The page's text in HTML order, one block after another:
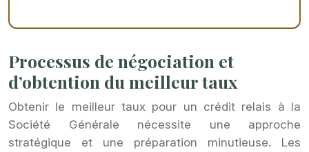
Processus de négociation et
d’obtention du meilleur taux
Obtenir le meilleur taux pour un crédit relais à la
Société Générale nécessite une approche
stratégique et une préparation minutieuse. Les